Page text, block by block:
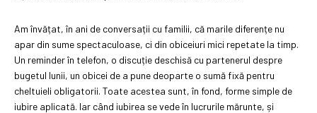
Am învățat, în ani de conversații cu familii, că marile diferențe nu
apar din sume spectaculoase, ci din obiceiuri mici repetate la timp.
Un reminder în telefon, o discuție deschisă cu partenerul despre
bugetul lunii, un obicei de a pune deoparte o sumă fixă pentru
cheltuieli obligatorii. Toate acestea sunt, în fond, forme simple de
iubire aplicată. Iar când iubirea se vede în lucrurile mărunte, și